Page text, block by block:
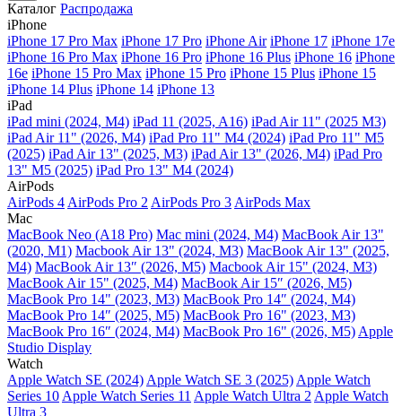
Каталог Распродажа
iPhone
iPhone 17 Pro Max iPhone 17 Pro iPhone Air iPhone 17 iPhone 17e
iPhone 16 Pro Max iPhone 16 Pro iPhone 16 Plus iPhone 16 iPhone
16e iPhone 15 Pro Max iPhone 15 Pro iPhone 15 Plus iPhone 15
iPhone 14 Plus iPhone 14 iPhone 13
iPad
iPad mini (2024, M4) iPad 11 (2025, A16) iPad Air 11" (2025 M3)
iPad Air 11" (2026, M4) iPad Pro 11" M4 (2024) iPad Pro 11" M5
(2025) iPad Air 13" (2025, M3) iPad Air 13" (2026, M4) iPad Pro
13" M5 (2025) iPad Pro 13" M4 (2024)
AirPods
AirPods 4 AirPods Pro 2 AirPods Pro 3 AirPods Max
Mac
MacBook Neo (A18 Pro) Mac mini (2024, M4) MacBook Air 13"
(2020, M1) Macbook Air 13" (2024, M3) MacBook Air 13" (2025,
M4) MacBook Air 13″ (2026, M5) Macbook Air 15" (2024, M3)
MacBook Air 15" (2025, M4) MacBook Air 15″ (2026, M5)
MacBook Pro 14" (2023, M3) MacBook Pro 14″ (2024, M4)
MacBook Pro 14″ (2025, M5) MacBook Pro 16" (2023, M3)
MacBook Pro 16″ (2024, M4) MacBook Pro 16" (2026, M5) Apple
Studio Display
Watch
Apple Watch SE (2024) Apple Watch SE 3 (2025) Apple Watch
Series 10 Apple Watch Series 11 Apple Watch Ultra 2 Apple Watch
Ultra 3